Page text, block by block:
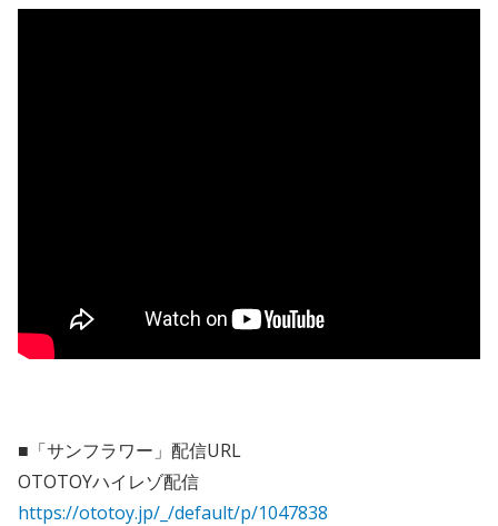
■「サンフラワー」配信URL
OTOTOYハイレゾ配信
https://ototoy.jp/_/default/p/1047838